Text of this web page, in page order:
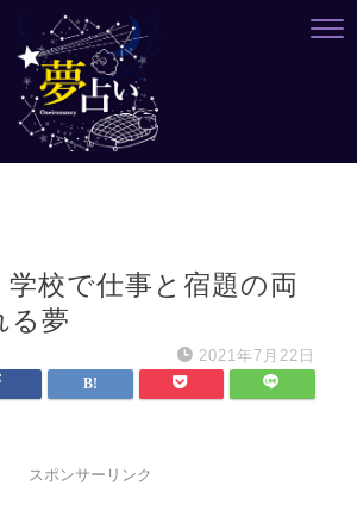
学校で仕事と宿題の両
る夢
2021年7月22日
スポンサーリンク